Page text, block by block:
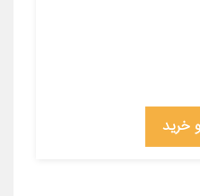
خرید